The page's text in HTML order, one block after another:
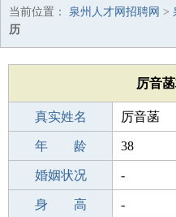
当前位置： 泉州人才网招聘网 >
历
厉音
真实姓名 厉音菡
性 别 女
年 龄 38
出生年月 1988-01-09
婚姻状况 -
学 历 成人教育
身 高 -